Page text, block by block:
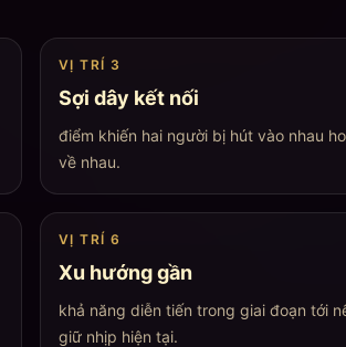
VỊ TRÍ 3
Sợi dây kết nối
điểm khiến hai người bị hút vào nhau
về nhau.
VỊ TRÍ6
Xu hướng gần
khả năng diễn tiến trong giai đoạn tới
giữ nhịp hiện tại.